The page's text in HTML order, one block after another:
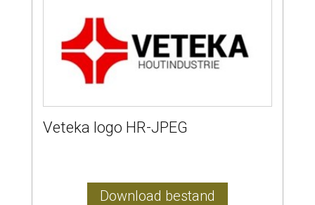
Veteka logo HR-JPEG
Download bestand